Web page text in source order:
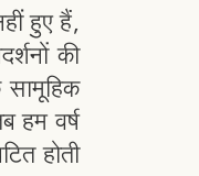
हुए हैं,
की
हम वर्ष
होती